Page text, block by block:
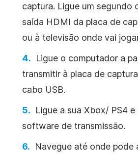
captura. Ligue um segundo
saída HDMI da placa de
ou à televisão onde vai
Ligue o computador a
transmitir à placa de
cabo USB.
Ligue a sua Xbox/ PS4 e
software de transmissão.
Navegue até onde pode